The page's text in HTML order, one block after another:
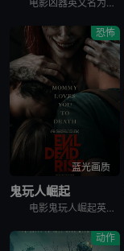
电影凶器英文名为Weapons，讲述了：同一个晚上的同一个时间，同一个班级里的所有小孩，都神秘地失踪了，除了一个小孩。整个小镇都开始怀疑，究竟是谁或背后有什么原因，导致这些小孩都不见了？
恐怖
蓝光画质
鬼玩人崛起
电影鬼玩人崛起英文名Evil Dead Rise，讲述了：一对感情疏离的姐妹终于重聚，姐姐艾莉（阿丽莎·萨瑟兰 Alyssa Sutherland 饰）意外被恶魔附体，妹妹贝丝（莉莉·沙利文 Li
动作